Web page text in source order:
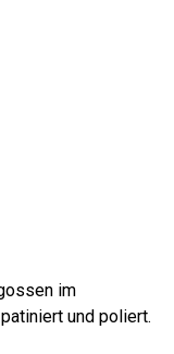
im
und poliert.